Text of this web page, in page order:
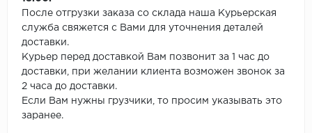
После отгрузки заказа со склада наша Курьерская
служба свяжется с Вами для уточнения деталей
доставки.
Курьер перед доставкой Вам позвонит за 1 час до
доставки, при желании клиента возможен звонок за
2 часа до доставки.
Если Вам нужны грузчики, то просим указывать это
заранее.